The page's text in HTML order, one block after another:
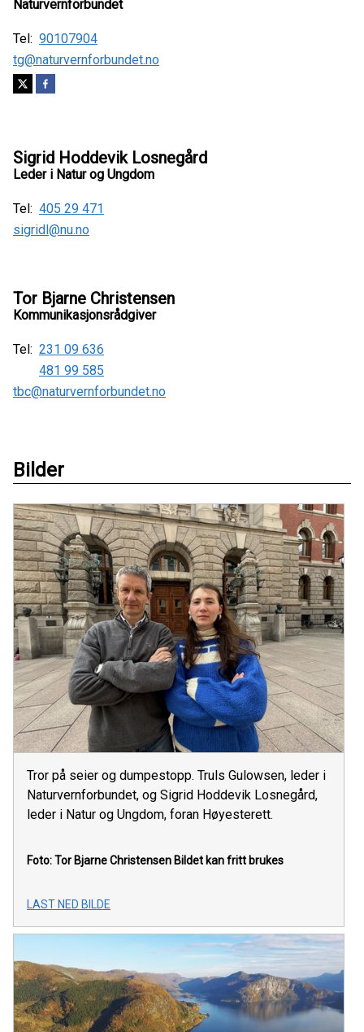
Naturvernforbundet
Tel: 90107904
tg@naturvernforbundet.no
Sigrid Hoddevik Losnegård
Leder i Natur og Ungdom
Tel: 405 29 471
sigridl@nu.no
Tor Bjarne Christensen
Kommunikasjonsrådgiver
Tel: 231 09 636
481 99 585
tbc@naturvernforbundet.no
Bilder
Tror på seier og dumpestopp. Truls Gulowsen, leder i
Naturvernforbundet, og Sigrid Hoddevik Losnegård,
leder i Natur og Ungdom, foran Høyesterett.
Foto: Tor Bjarne Christensen Bildet kan fritt brukes
LAST NED BILDE